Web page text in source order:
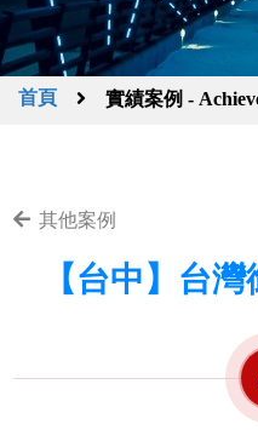
首頁 實績案例 -
其他案例
【台中】台